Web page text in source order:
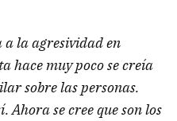
a la agresividad en
hace muy poco se creía
sobre las personas.
Ahora se cree que son los